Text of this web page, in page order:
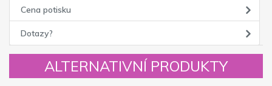
Cena potisku
Dotazy?
ALTERNATIVNÍ PRODUKTY